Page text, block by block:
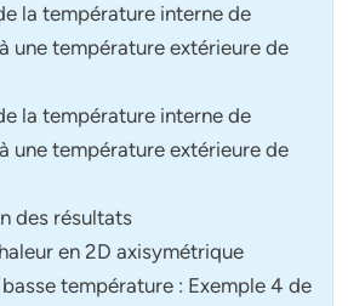
la température interne de
une température extérieure de
la température interne de
une température extérieure de
des résultats
en 2D axisymétrique
température : Exemple 4 de